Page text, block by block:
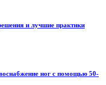
и лучшие практики
ног с помощью 50-